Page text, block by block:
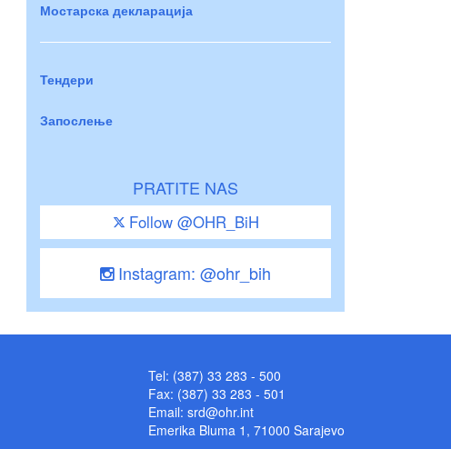
Мостарска декларација
Тендери
Запослење
PRATITE NAS
Follow @OHR_BiH
Instagram: @ohr_bih
Tel: (387) 33 283 - 500
Fax: (387) 33 283 - 501
Email: srd@ohr.int
Emerika Bluma 1, 71000 Sarajevo